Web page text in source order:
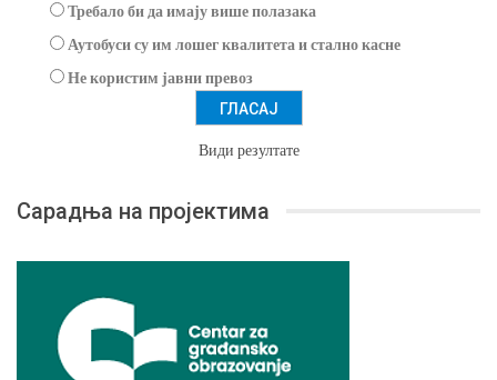
Требало би да имају више полазака
Аутобуси су им лошег квалитета и стално касне
Не користим јавни превоз
Види резултате
Сарадња на пројектима